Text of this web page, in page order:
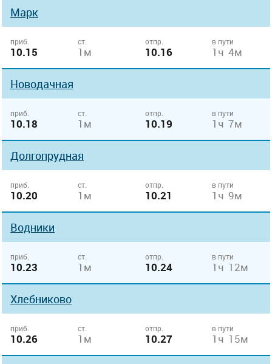
Марк
приб.
10.15
ст.
1м
отпр.
10.16
в пути
1ч 4м
Новодачная
приб.
10.18
ст.
1м
отпр.
10.19
в пути
1ч 7м
Долгопрудная
приб.
10.20
ст.
1м
отпр.
10.21
в пути
1ч 9м
Водники
приб.
10.23
ст.
1м
отпр.
10.24
в пути
1ч 12м
Хлебниково
приб.
10.26
ст.
1м
отпр.
10.27
в пути
1ч 15м